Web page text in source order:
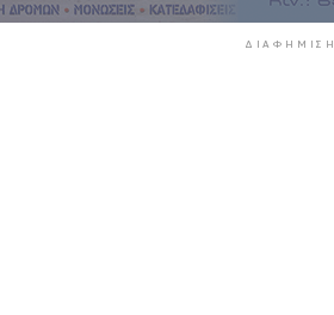
ΔΙΑΦΉΜΙΣΗ